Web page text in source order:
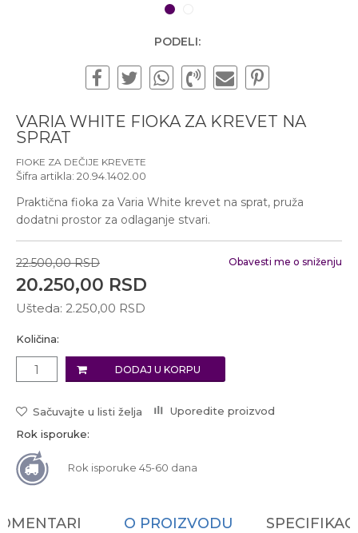
1
PODELI:
VARIA WHITE FIOKA ZA KREVET NA
SPRAT
FIOKE ZA DEČIJE KREVETE
Šifra artikla: 20.94.1402.00
Praktična fioka za Varia White krevet na sprat, pruža
dodatni prostor za odlaganje stvari.
22.500,00 RSD
20.250,00 RSD
Ušteda: 2.250,00 RSD
Obavesti me o sniženju
Količina:
DODAJ U KORPU
Sačuvajte u listi želja
Uporedite proizvod
Rok isporuke:
Rok isporuke 45-60 dana
O PROIZVODU